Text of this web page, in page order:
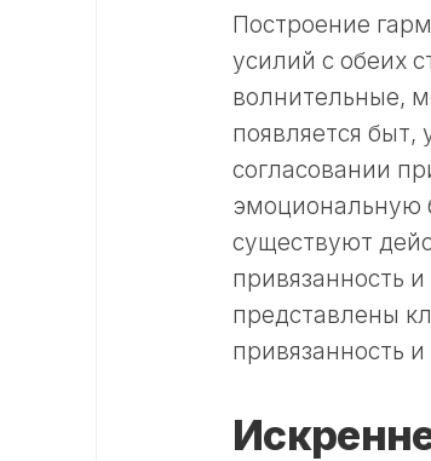
Построение
усилий с обеих
волнительные,
появляется быт,
согласовании
эмоциональную
существуют
привязанность
представлены
привязанность